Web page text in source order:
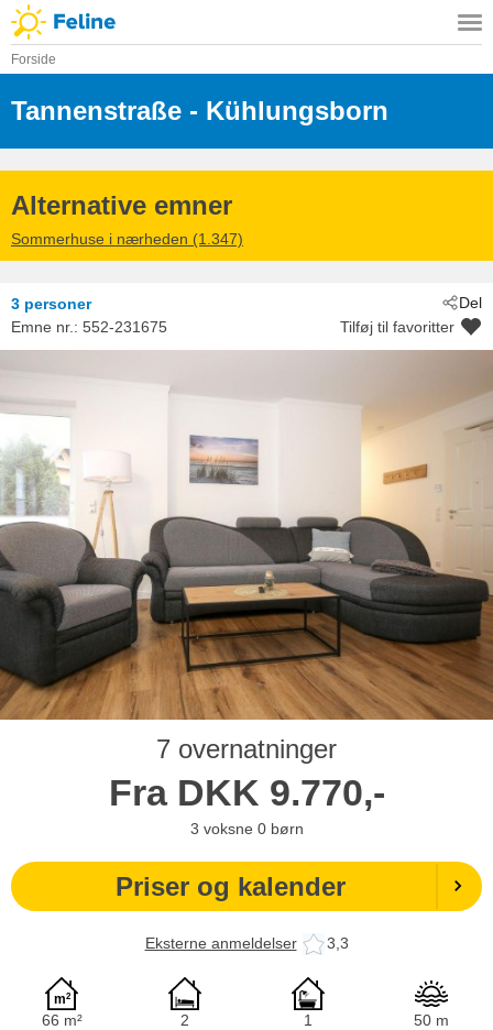
Forside
Tannenstraße
- 18225
- Kühlungsborn
Alternative emner
Sommerhuse i nærheden (1.347)
Del
3 personer
Emne nr.: 552-231675 Tilføj til favoritter
7 overnatninger
Fra DKK 9.770,-
3 voksne 0 børn
Priser og kalender
Eksterne anmeldelser 3,3
66 m² 2 1 50 m